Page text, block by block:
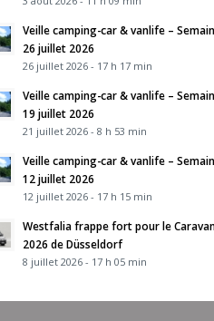
Veille camping-car & vanlife –
26 juillet 2026
26 juillet 2026 - 17 h 17 min
Veille camping-car & vanlife –
19 juillet 2026
21 juillet 2026 - 8 h 53 min
Veille camping-car & vanlife –
12 juillet 2026
12 juillet 2026 - 17 h 15 min
Westfalia frappe fort pour le
2026 de Düsseldorf
8 juillet 2026 - 17 h 05 min